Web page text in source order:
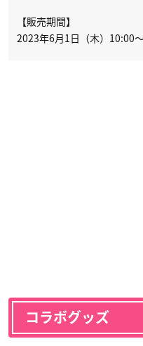
【販売期間】
2023年6月1日（木）10:00
コラボグッズ